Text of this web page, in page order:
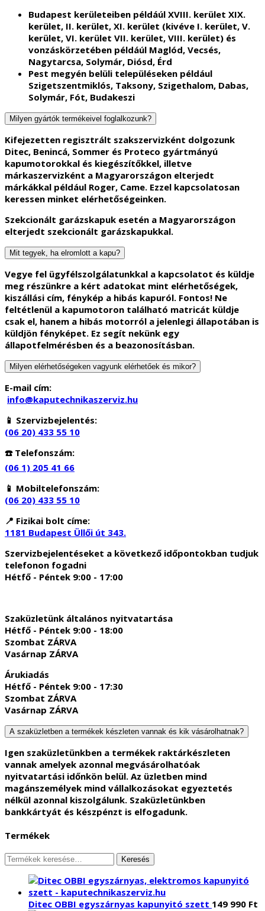
Budapest kerületeiben példáúl XVIII. kerület XIX.
kerület, II. kerület, XI. kerület (kivéve I. kerület, V.
kerület, VI. kerület VII. kerület, VIII. kerület) és
vonzáskörzetében példáúl Maglód, Vecsés,
Nagytarcsa, Solymár, Diósd, Érd
Pest megyén belüli településeken például
Szigetszentmiklós, Taksony, Szigethalom, Dabas,
Solymár, Fót, Budakeszi
Milyen gyártók termékeivel foglalkozunk?
Kifejezetten regisztrált szakszervizként dolgozunk
Ditec, Benincá, Sommer és Proteco gyártmányú
kapumotorokkal és kiegészítőkkel, illetve
márkaszervizként a Magyarországon elterjedt
márkákkal például Roger, Came. Ezzel kapcsolatosan
keressen minket elérhetőségeinken.
Szekcionált garázskapuk esetén a Magyarországon
elterjedt szekcionált garázskapukkal.
Mit tegyek, ha elromlott a kapu?
Vegye fel ügyfélszolgálatunkkal a kapcsolatot és küldje
meg részünkre a kért adatokat mint elérhetőségek,
kiszállási cím, fénykép a hibás kapuról. Fontos! Ne
feltétlenül a kapumotoron található matricát küldje
csak el, hanem a hibás motorról a jelenlegi állapotában is
küldjön fényképet. Ez segít nekünk egy
állapotfelmérésben és a beazonosításban.
Milyen elérhetőségeken vagyunk elérhetőek és mikor?
E-mail cím:
info@kaputechnikaszerviz.hu
📱 Szervizbejelentés:
(06 20) 433 55 10
☎️ Telefonszám:
(06 1) 205 41 66
📱 Mobiltelefonszám:
(06 20) 433 55 10
📍 Fizikai bolt címe:
1181 Budapest Üllői út 343.
Szervizbejelentéseket a következő időpontokban tudjuk
telefonon fogadni
Hétfő - Péntek 9:00 - 17:00
Szaküzletünk általános nyitvatartása
Hétfő - Péntek 9:00 - 18:00
Szombat ZÁRVA
Vasárnap ZÁRVA
Árukiadás
Hétfő - Péntek 9:00 - 17:30
Szombat ZÁRVA
Vasárnap ZÁRVA
A szaküzletben a termékek készleten vannak és kik vásárolhatnak?
Igen szaküzletünkben a termékek raktárkészleten
vannak amelyek azonnal megvásárolhatóak
nyitvatartási időnkön belül. Az üzletben mind
magánszemélyek mind vállalkozásokat egyeztetés
nélkül azonnal kiszolgálunk. Szaküzletünkben
bankkártyát és készpénzt is elfogadunk.
Termékek
Keresés
következőre:
Keresés
Ditec OBBI egyszárnyas kapunyitó szett 149 990 Ft